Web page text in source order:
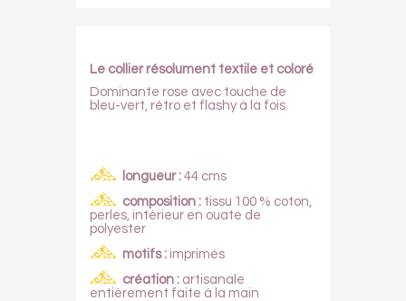
Le collier résolument textile et coloré
Dominante rose avec touche de
bleu-vert, rétro et flashy à la fois.
longueur : 44 cms
composition : tissu 100 % coton,
perles, intérieur en ouate de
polyester
motifs : imprimés
création : artisanale
entièrement faite à la main